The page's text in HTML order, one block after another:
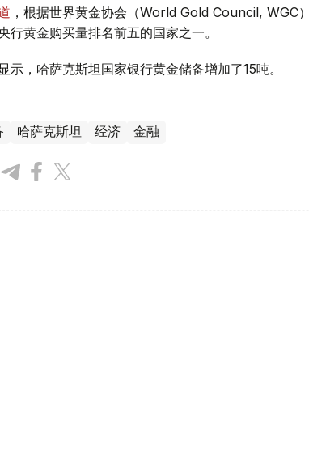
，根据世界黄金协会（World Gold Council, WGC
行黄金购买量排名前五的国家之一。
示，哈萨克斯坦国家银行黄金储备增加了15吨。
哈萨克斯坦 经济 金融